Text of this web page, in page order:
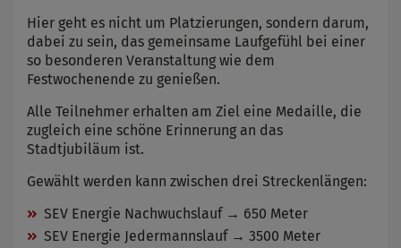
Hier geht es nicht um Platzierungen, sondern darum,
dabei zu sein, das gemeinsame Laufgefühl bei einer
so besonderen Veranstaltung wie dem
Festwochenende zu genießen.
Alle Teilnehmer erhalten am Ziel eine Medaille, die
zugleich eine schöne Erinnerung an das
Stadtjubiläum ist.
Gewählt werden kann zwischen drei Streckenlängen:
SEV Energie Nachwuchslauf → 650 Meter
SEV Energie Jedermannslauf → 3500 Meter